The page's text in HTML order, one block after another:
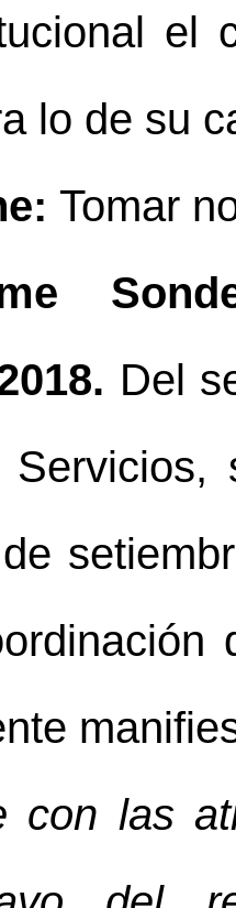
el
lo de su
Tomar
Del
Servicios,
con las